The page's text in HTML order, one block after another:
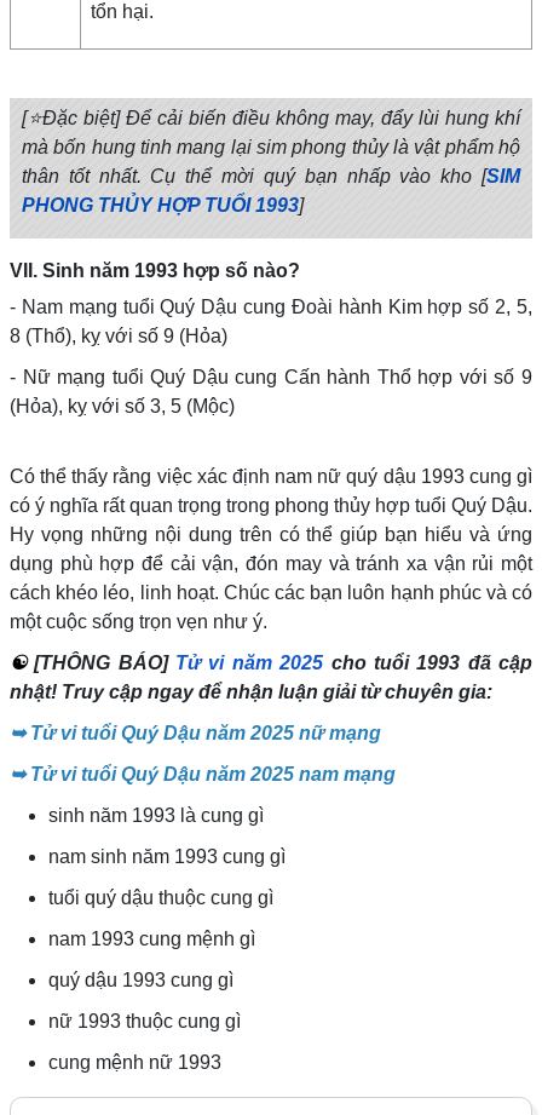
tổn hại.
[⭐Đặc biệt] Để cải biến điều không may, đẩy lùi hung khí
mà bốn hung tinh mang lại sim phong thủy là vật phẩm hộ
thân tốt nhất. Cụ thể mời quý bạn nhấp vào kho [SIM
PHONG THỦY HỢP TUỔI 1993]
VII. Sinh năm 1993 hợp số nào?
- Nam mạng tuổi Quý Dậu cung Đoài hành Kim hợp số 2, 5,
8 (Thổ), kỵ với số 9 (Hỏa)
- Nữ mạng tuổi Quý Dậu cung Cấn hành Thổ hợp với số 9
(Hỏa), kỵ với số 3, 5 (Mộc)
Có thể thấy rằng việc xác định nam nữ quý dậu 1993 cung gì
có ý nghĩa rất quan trọng trong phong thủy hợp tuổi Quý Dậu.
Hy vọng những nội dung trên có thể giúp bạn hiểu và ứng
dụng phù hợp để cải vận, đón may và tránh xa vận rủi một
cách khéo léo, linh hoạt. Chúc các bạn luôn hạnh phúc và có
một cuộc sống trọn vẹn như ý.
☯[THÔNG BÁO] Tử vi năm 2025 cho tuổi 1993 đã cập
nhật! Truy cập ngay để nhận luận giải từ chuyên gia:
➥Tử vi tuổi Quý Dậu năm 2025 nữ mạng
➥Tử vi tuổi Quý Dậu năm 2025 nam mạng
sinh năm 1993 là cung gì
nam sinh năm 1993 cung gì
tuổi quý dậu thuộc cung gì
nam 1993 cung mệnh gì
quý dậu 1993 cung gì
nữ 1993 thuộc cung gì
cung mệnh nữ 1993